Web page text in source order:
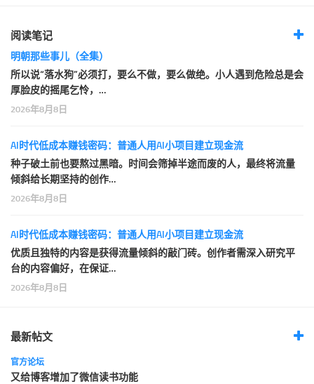
阅读笔记
明朝那些事儿（全集）
所以说“落水狗”必须打，要么不做，要么做绝。小人遇到危险总是会
厚脸皮的摇尾乞怜，…
2026年8月8日
AI时代低成本赚钱密码：普通人用AI小项目建立现金流
种子破土前也要熬过黑暗。时间会筛掉半途而废的人，最终将流量
倾斜给长期坚持的创作…
2026年8月8日
AI时代低成本赚钱密码：普通人用AI小项目建立现金流
优质且独特的内容是获得流量倾斜的敲门砖。创作者需深入研究平
台的内容偏好，在保证…
2026年8月8日
最新帖文
官方论坛
又给博客增加了微信读书功能